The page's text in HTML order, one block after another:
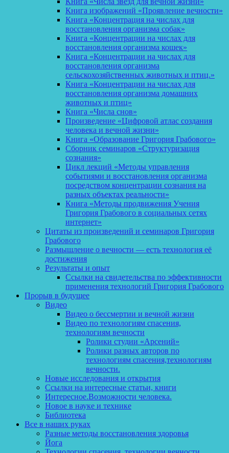
Книга изображений «Проявление вечности»
Книга «Концентрация на числах для
восстановления организма собак»
Книга «Концентрации на числах для
восстановления организма кошек»
Книга «Концентрации на числах для
восстановления организма
сельскохозяйственных животных и птиц.»
Книга «Концентрации на числах для
восстановления организма домашних
животных и птиц»
Книга «Числа снов»
Произведение «Цифровой атлас создания
человека и вечной жизни»
Книга «Образование Григория Грабового»
Сборник семинаров «Структуризация
сознания»
Цикл лекций «Методы управления
событиями и восстановления организма
посредством концентрации сознания на
разных объектах реальности»
Книга «Методы продвижения Учения
Григория Грабового в социальных сетях
интернет»
Цитаты из произведений и семинаров Григория
Грабового
Размышление о вечности — есть технология её
достижения
Результаты и опыт
Ссылки на свидетельства по эффективности
применения технологий Григория Грабового
Прорыв в будущее
Видео
Видео о бессмертии и вечной жизни
Видео по технологиям спасения,
технологиям вечности
Ролики студии «Арсений»
Ролики разных авторов по
технологиям спасения,технологиям
вечности.
Новые исследования и открытия
Ссылки на интересные статьи, книги
Интересное.Возможности человека.
Новое в науке и технике
Библиотека
Все в наших руках
Разные методы восстановления здоровья
Йога